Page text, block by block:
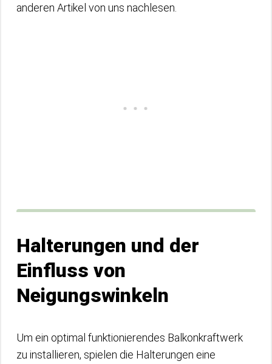
anderen Artikel von uns nachlesen.
Halterungen und der
Einfluss von
Neigungswinkeln
Um ein optimal funktionierendes Balkonkraftwerk
zu installieren, spielen die Halterungen eine